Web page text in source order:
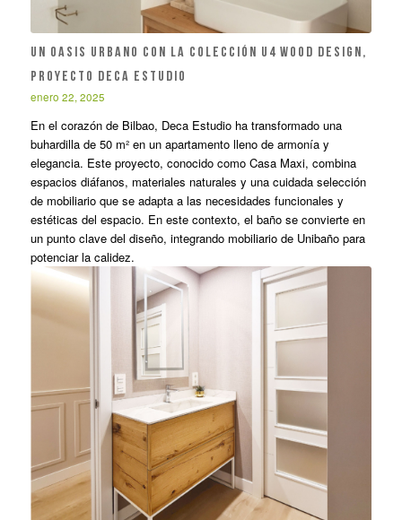
Un oasis urbano con la colección U4 Wood Design,
proyecto DECA Estudio
enero 22, 2025
En el corazón de Bilbao, Deca Estudio ha transformado una
buhardilla de 50 m² en un apartamento lleno de armonía y
elegancia. Este proyecto, conocido como Casa Maxi, combina
espacios diáfanos, materiales naturales y una cuidada selección
de mobiliario que se adapta a las necesidades funcionales y
estéticas del espacio. En este contexto, el baño se convierte en
un punto clave del diseño, integrando mobiliario de Unibaño para
potenciar la calidez.